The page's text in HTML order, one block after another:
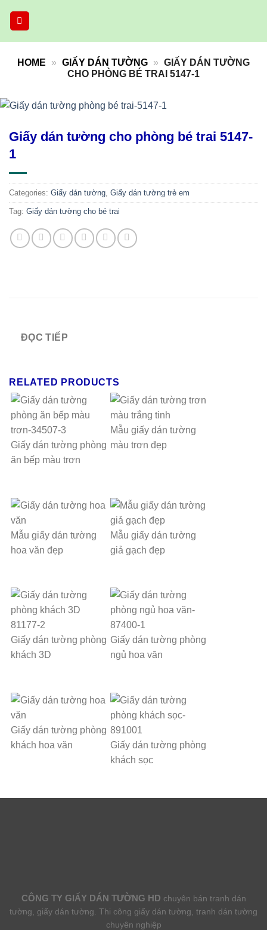
HOME » GIẤY DÁN TƯỜNG » GIẤY DÁN TƯỜNG
CHO PHÒNG BÉ TRAI 5147-1
Giấy dán tường cho phòng bé trai 5147-
1
Categories: Giấy dán tường, Giấy dán tường trẻ em
Tag: Giấy dán tường cho bé trai
ĐỌC TIẾP
RELATED PRODUCTS
Giấy dán tường phòng
ăn bếp màu trơn
Mẫu giấy dán tường
màu trơn đẹp
Mẫu giấy dán tường
hoa văn đẹp
Mẫu giấy dán tường
giả gạch đẹp
Giấy dán tường phòng
khách 3D
Giấy dán tường phòng
ngủ hoa văn
Giấy dán tường phòng
khách hoa văn
Giấy dán tường phòng
khách sọc
CÔNG TY GIẤY DÁN TƯỜNG HD chuyên bán tranh dán
tường, giấy dán tường. Thi công giấy dán tường, tranh dán tường
chuyên nghiệp